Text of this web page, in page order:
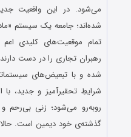
می‌شود. در این واقعیت
شده‌اند؛ جامعه یک سیستم
تمام موقعیت‌های کلیدی اعم
رهبران تجاری را در دست
شده و با تبعیض‌های
شرایطِ تحقیرآمیز و جدید،
روبه‌رو می‌شود؛ زنی بی‌رحم و
گذشته‌ی خود دیمین است. حالا